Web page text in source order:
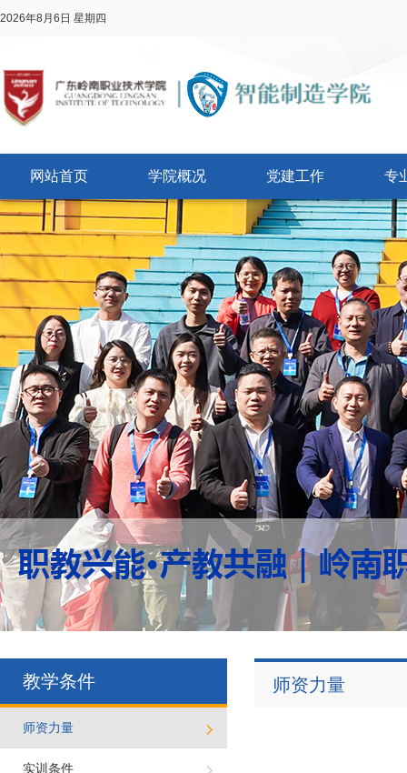
2026年8月6日 星期四
网站首页 学院概况 党建工作 专
教学条件
师资力量
实训条件
师资力量